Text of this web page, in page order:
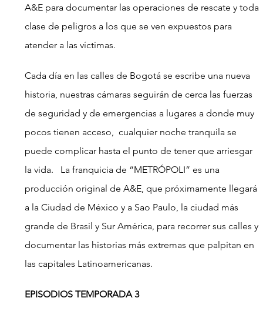
A&E para documentar las operaciones de rescate y toda
clase de peligros a los que se ven expuestos para
atender a las víctimas.
Cada día en las calles de Bogotá se escribe una nueva
historia, nuestras cámaras seguirán de cerca las fuerzas
de seguridad y de emergencias a lugares a donde muy
pocos tienen acceso,  cualquier noche tranquila se
puede complicar hasta el punto de tener que arriesgar
la vida.   La franquicia de “METRÓPOLI” es una
producción original de A&E, que próximamente llegará
a la Ciudad de México y a Sao Paulo, la ciudad más
grande de Brasil y Sur América, para recorrer sus calles y
documentar las historias más extremas que palpitan en
las capitales Latinoamericanas.
EPISODIOS TEMPORADA 3